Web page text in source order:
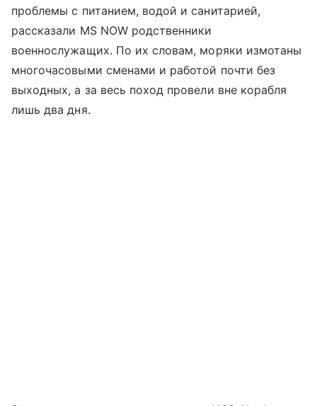
проблемы с питанием, водой и санитарией,
рассказали MS NOW родственники
военнослужащих. По их словам, моряки измотаны
многочасовыми сменами и работой почти без
выходных, а за весь поход провели вне корабля
лишь два дня.